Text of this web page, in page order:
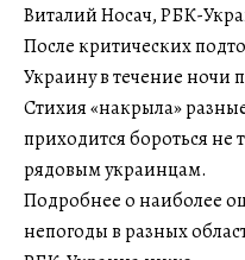
Виталий Носач, РБК-
После критических
Украину в течение ночи
Стихия «накрыла»
приходится бороться
рядовым украинцам.
Подробнее о наиболее
непогоды в разных